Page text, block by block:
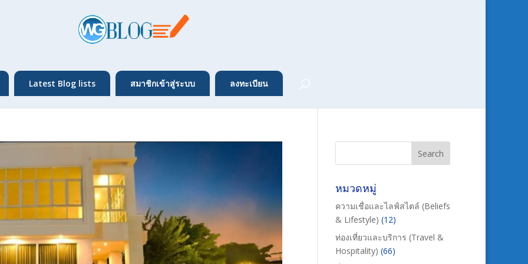
Latest Blog lists สมาชิกเข้าสู่ระบบ ลงทะเบียน
หมวดหมู่
ความเชื่อและไลฟ์สไตล์ (Beliefs
& Lifestyle) (12)
ท่องเที่ยวและบริการ (Travel &
Hospitality) (66)